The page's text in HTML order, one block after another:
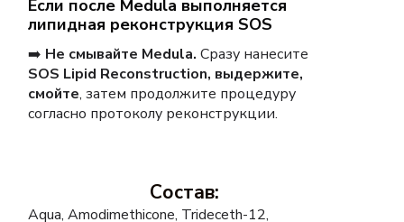
Если после Medula выполняется
липидная реконструкция SOS
➡️ Не смывайте Medula. Сразу нанесите
SOS Lipid Reconstruction, выдержите,
смойте, затем продолжите процедуру
согласно протоколу реконструкции.
Состав:
Aqua, Amodimethicone, Trideceth-12,